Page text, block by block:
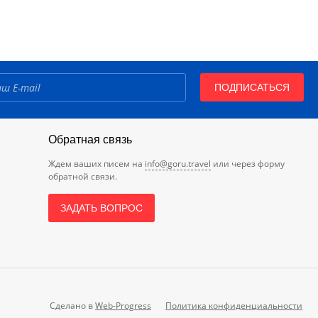
ПОДПИСАТЬСЯ
Обратная связь
Ждем ваших писем на info@goru.travel или через форму
обратной связи.
ЗАДАТЬ ВОПРОС
Сделано вWeb-Progress Политика конфиденциальности